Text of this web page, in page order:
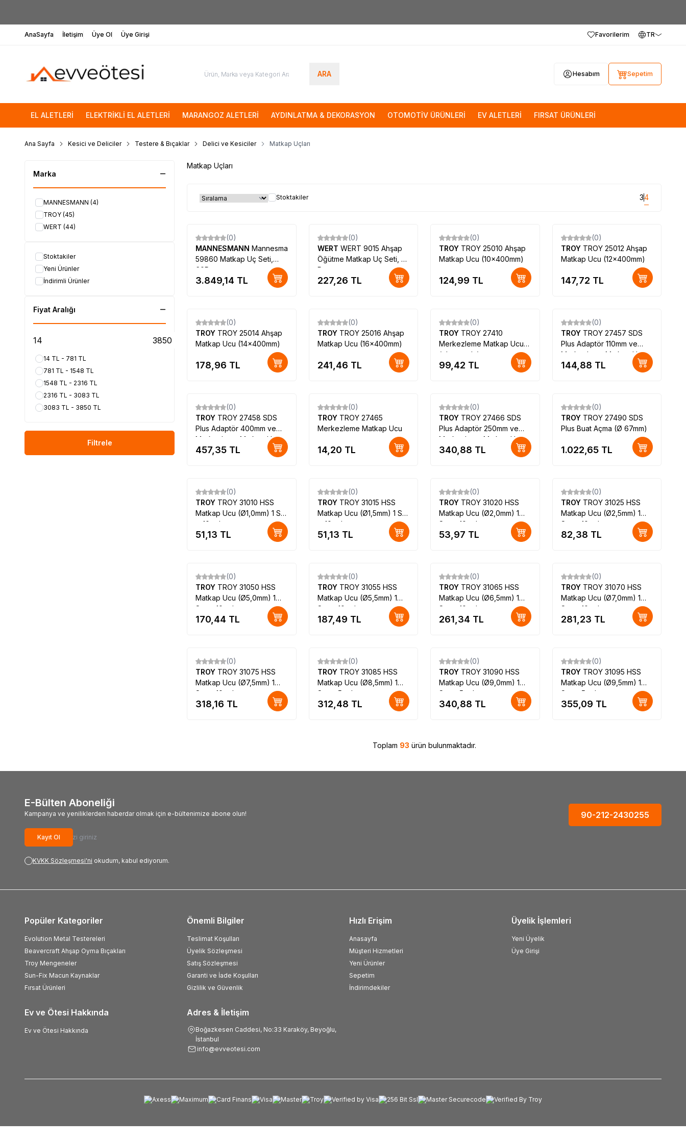
AnaSayfa İletişim Üye Ol Üye Girişi Favorilerim TR
ARA Hesabım Sepetim
EL ALETLERİ ELEKTRİKLİ EL ALETLERİ MARANGOZ ALETLERİ AYDINLATMA & DEKORASYON OTOMOTİV ÜRÜNLERİ EV ALETLERİ FIRSAT ÜRÜNLERİ
Ana Sayfa Kesici ve Deliciler Testere & Bıçaklar Delici ve Kesiciler Matkap Uçları
Marka
MANNESMANN (4)
TROY (45)
WERT (44)
Stoktakiler
Yeni Ürünler
İndirimli Ürünler
Fiyat Aralığı
14 TL - 781 TL
781 TL - 1548 TL
1548 TL - 2316 TL
2316 TL - 3083 TL
3083 TL - 3850 TL
Filtrele
Matkap Uçları
Stoktakiler 34
(0)
MANNESMANN Mannesmann
59860 Matkap Uç Seti,
60Parça
3.849,14 TL
(0)
WERT WERT 9015 Ahşap
Öğütme Matkap Uç Seti, 5
Parça
227,26 TL
(0)
TROY TROY 25010 Ahşap
Matkap Ucu (10x400mm)
124,99 TL
(0)
TROY TROY 25012 Ahşap
Matkap Ucu (12x400mm)
147,72 TL
(0)
TROY TROY 25014 Ahşap
Matkap Ucu (14x400mm)
178,96 TL
(0)
TROY TROY 25016 Ahşap
Matkap Ucu (16x400mm)
241,46 TL
(0)
TROY TROY 27410
Merkezleme Matkap Ucu
(elmas uçlu)
99,42 TL
(0)
TROY TROY 27457 SDS
Plus Adaptör 110mm ve
Merkezleme Matkap Ucu
Seti
144,88 TL
(0)
TROY TROY 27458 SDS
Plus Adaptör 400mm ve
Merkezleme Matkap Ucu
Seti
457,35 TL
(0)
TROY TROY 27465
Merkezleme Matkap Ucu
14,20 TL
(0)
TROY TROY 27466 SDS
Plus Adaptör 250mm ve
Merkezleme Matkap Ucu
Seti
340,88 TL
(0)
TROY TROY 27490 SDS
Plus Buat Açma (Ø 67mm)
1.022,65TL
(0)
TROY TROY 31010 HSS
Matkap Ucu (Ø1,0mm) 1 Set
= 10 adet
51,13 TL
(0)
TROY TROY 31015 HSS
Matkap Ucu (Ø1,5mm) 1 Set
= 10 adet
51,13 TL
(0)
TROY TROY 31020 HSS
Matkap Ucu (Ø2,0mm) 1
Set = 10 adet
53,97 TL
(0)
TROY TROY 31025 HSS
Matkap Ucu (Ø2,5mm) 1
Set = 10 adet
82,38 TL
(0)
TROY TROY 31050 HSS
Matkap Ucu (Ø5,0mm) 1
Set = 10 adet
170,44 TL
(0)
TROY TROY 31055 HSS
Matkap Ucu (Ø5,5mm) 1
Set = 10 adet
187,49 TL
(0)
TROY TROY 31065 HSS
Matkap Ucu (Ø6,5mm) 1
Set = 10 adet
261,34 TL
(0)
TROY TROY 31070 HSS
Matkap Ucu (Ø7,0mm) 1
Set = 10 adet
281,23 TL
(0)
TROY TROY 31075 HSS
Matkap Ucu (Ø7,5mm) 1
Set = 10 adet
318,16 TL
(0)
TROY TROY 31085 HSS
Matkap Ucu (Ø8,5mm) 1
Set = 5 adet
312,48 TL
(0)
TROY TROY 31090 HSS
Matkap Ucu (Ø9,0mm) 1
Set = 5 adet
340,88 TL
(0)
TROY TROY 31095 HSS
Matkap Ucu (Ø9,5mm) 1
Set = 5 adet
355,09 TL
Toplam 93 ürün bulunmaktadır.
E-Bülten Aboneliği
Kampanya ve yeniliklerden haberdar olmak için e-bültenimize abone olun!
Kayıt Ol
KVKK Sözleşmesi'ni okudum, kabul ediyorum.
90-212-2430255
Adres & İletişim
Boğazkesen Caddesi, No:33 Karaköy, Beyoğlu,
İstanbul
info@evveotesi.com
Popüler Kategoriler
Evolution Metal Testereleri
Beavercraft Ahşap Oyma Bıçakları
Troy Mengeneler
Sun-Fix Macun Kaynaklar
Fırsat Ürünleri
Önemli Bilgiler
Teslimat Koşulları
Üyelik Sözleşmesi
Satış Sözleşmesi
Garanti ve İade Koşulları
Gizlilik ve Güvenlik
Hızlı Erişim
Anasayfa
Müşteri Hizmetleri
Yeni Ürünler
Sepetim
İndirimdekiler
Üyelik İşlemleri
Yeni Üyelik
Üye Girişi
Ev ve Ötesi Hakkında
Ev ve Ötesi Hakkında